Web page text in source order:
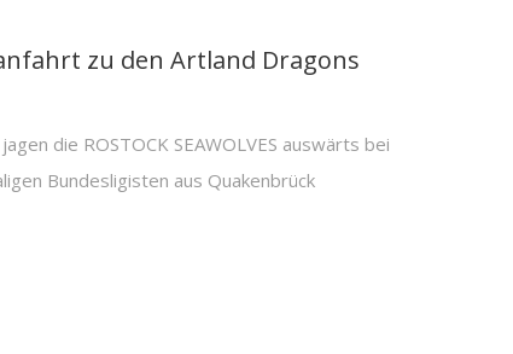
zu den Artland Dragons
die ROSTOCK SEAWOLVES auswärts bei
Bundesligisten aus Quakenbrück